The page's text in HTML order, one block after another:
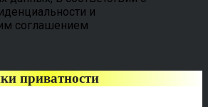
и
соглашением
приватности